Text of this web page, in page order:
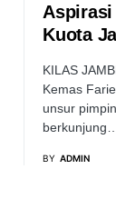
Aspirasi
Kuota
KILAS
Kemas
unsur
berkunjung…
BY ADMIN